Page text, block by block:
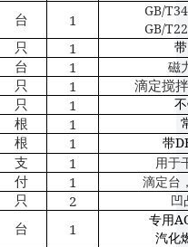
台 1
GB/
GB/
只 1
台 1 磁
只 1 滴定搅
只 1
根 1
根 1 带
支 1 用于
付 1 滴定台
只 2 凹
台 1 专用
汽化